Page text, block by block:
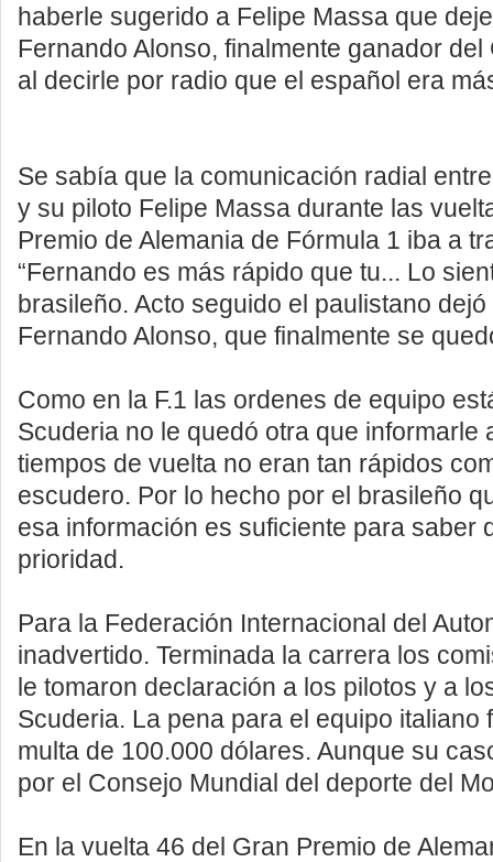
haberle sugerido a Felipe Massa que
Fernando Alonso, finalmente ganador del
al decirle por radio que el español era
Se sabía que la comunicación radial
y su piloto Felipe Massa durante las
Premio de Alemania de Fórmula 1 iba a
“Fernando es más rápido que tu... Lo
brasileño. Acto seguido el paulistano
Fernando Alonso, que finalmente se
Como en la F.1 las ordenes de equipo
Scuderia no le quedó otra que informarle
tiempos de vuelta no eran tan rápidos
escudero. Por lo hecho por el brasileño
esa información es suficiente para saber
prioridad.
Para la Federación Internacional del
inadvertido. Terminada la carrera los
le tomaron declaración a los pilotos y a
Scuderia. La pena para el equipo italiano
multa de 100.000 dólares. Aunque su
por el Consejo Mundial del deporte del
En la vuelta 46 del Gran Premio de